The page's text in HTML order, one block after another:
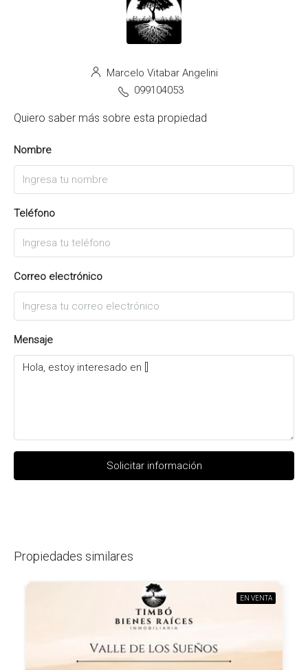
Marcelo Vitabar Angelini
099104053
Quiero saber más sobre esta propiedad
Nombre
Teléfono
Correo electrónico
Mensaje
Solicitar información
Propiedades similares
EN VENTA